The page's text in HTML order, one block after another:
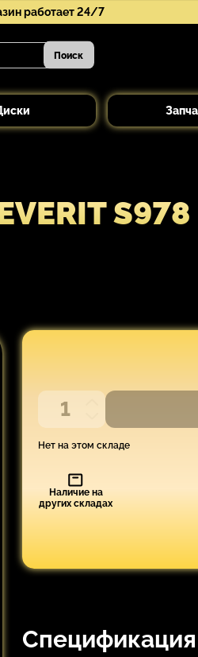
работает 24/7
Поиск
S978
Спецификация
Нет на этом складе
Наличие на
других складах